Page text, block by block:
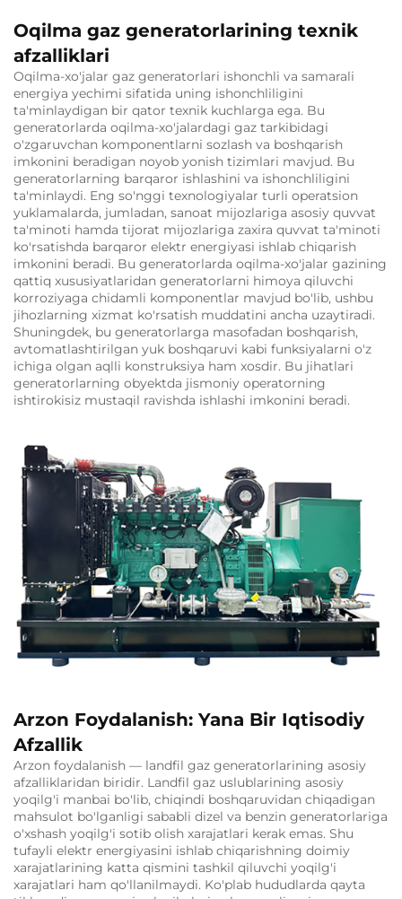
Oqilma gaz generatorlarining texnik
afzalliklari
Oqilma-xo'jalar gaz generatorlari ishonchli va samarali
energiya yechimi sifatida uning ishonchliligini
ta'minlaydigan bir qator texnik kuchlarga ega. Bu
generatorlarda oqilma-xo'jalardagi gaz tarkibidagi
o'zgaruvchan komponentlarni sozlash va boshqarish
imkonini beradigan noyob yonish tizimlari mavjud. Bu
generatorlarning barqaror ishlashini va ishonchliligini
ta'minlaydi. Eng so'nggi texnologiyalar turli operatsion
yuklamalarda, jumladan, sanoat mijozlariga asosiy quvvat
ta'minoti hamda tijorat mijozlariga zaxira quvvat ta'minoti
ko'rsatishda barqaror elektr energiyasi ishlab chiqarish
imkonini beradi. Bu generatorlarda oqilma-xo'jalar gazining
qattiq xususiyatlaridan generatorlarni himoya qiluvchi
korroziyaga chidamli komponentlar mavjud bo'lib, ushbu
jihozlarning xizmat ko'rsatish muddatini ancha uzaytiradi.
Shuningdek, bu generatorlarga masofadan boshqarish,
avtomatlashtirilgan yuk boshqaruvi kabi funksiyalarni o'z
ichiga olgan aqlli konstruksiya ham xosdir. Bu jihatlari
generatorlarning obyektda jismoniy operatorning
ishtirokisiz mustaqil ravishda ishlashi imkonini beradi.
Arzon Foydalanish: Yana Bir Iqtisodiy
Afzallik
Arzon foydalanish — landfil gaz generatorlarining asosiy
afzalliklaridan biridir. Landfil gaz uslublarining asosiy
yoqilg'i manbai bo'lib, chiqindi boshqaruvidan chiqadigan
mahsulot bo'lganligi sababli dizel va benzin generatorlariga
o'xshash yoqilg'i sotib olish xarajatlari kerak emas. Shu
tufayli elektr energiyasini ishlab chiqarishning doimiy
xarajatlarining katta qismini tashkil qiluvchi yoqilg'i
xarajatlari ham qo'llanilmaydi. Ko'plab hududlarda qayta